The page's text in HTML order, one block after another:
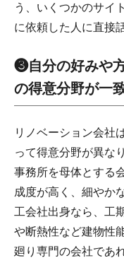
う、いくつかのサイ
に依頼した人に直接
❸自分の好みや
の得意分野が一
リノベーション会社
って得意分野が異な
事務所を母体とする
成度が高く、細やか
工会社出身なら、工
や断熱性など建物性
廻り専門の会社であ